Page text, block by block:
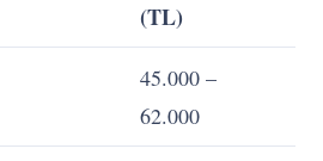
(TL)
45.000 –
62.000